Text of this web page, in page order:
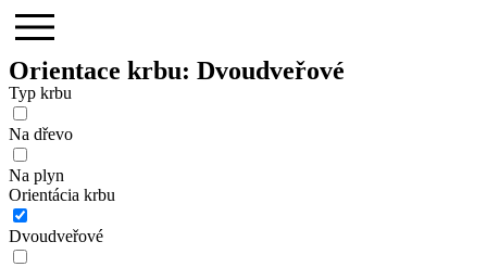
Orientace krbu: Dvoudveřové
Typ krbu
Na dřevo
Na plyn
Orientácia krbu
Dvoudveřové